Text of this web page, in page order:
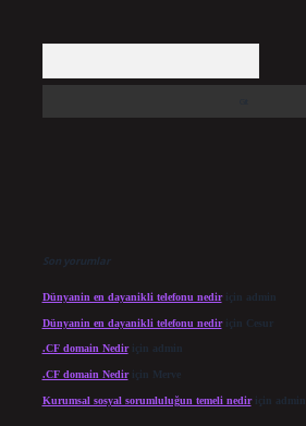
Son yorumlar
Dünyanin en dayanikli telefonu nediriçin admin
Dünyanin en dayanikli telefonu nediriçin Cesur
.CF domain Nediriçin admin
.CF domain Nediriçin Merve
Kurumsal sosyal sorumluluğun temeli nediriçin admin